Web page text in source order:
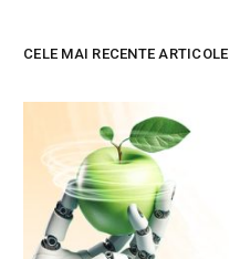
CELE MAI RECENTE ARTICOLE